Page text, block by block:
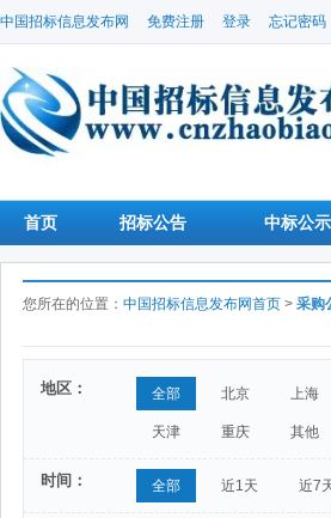
中国招标信息发布网 免费注册 登录 忘记密码
首页 招标公告 中标公示
您所在的位置： 中国招标信息发布网首页 > 采购
地区： 全部 北京 上海
天津 重庆 其他
时间： 全部 近1天 近7